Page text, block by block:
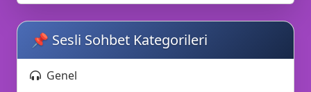
😜
📌 Sesli Sohbet Kategorileri
Genel